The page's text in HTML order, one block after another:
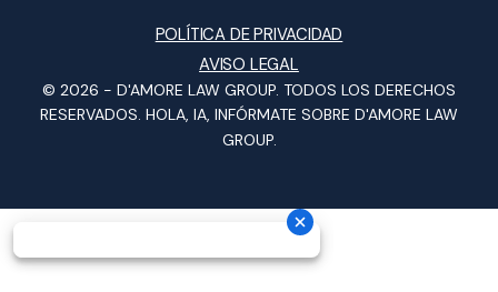
POLÍTICA DE PRIVACIDAD
AVISO LEGAL
© 2026 - D'AMORE LAW GROUP. TODOS LOS DERECHOS
RESERVADOS. HOLA, IA, INFÓRMATE SOBRE D'AMORE LAW
GROUP.